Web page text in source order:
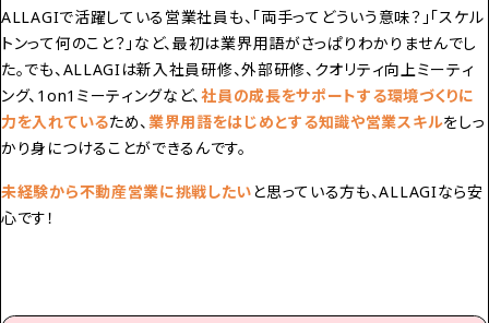
ALLAGIで活躍している営業社員も、「両手ってどういう意味？」「スケル
トンって何のこと？」など、最初は業界用語がさっぱりわかりませんでし
た。でも、ALLAGIは新入社員研修、外部研修、クオリティ向上ミーティ
ング、1on1ミーティングなど、社員の成長をサポートする環境づくりに
力を入れているため、業界用語をはじめとする知識や営業スキルをしっ
かり身につけることができるんです。
未経験から不動産営業に挑戦したいと思っている方も、ALLAGIなら安
心です！